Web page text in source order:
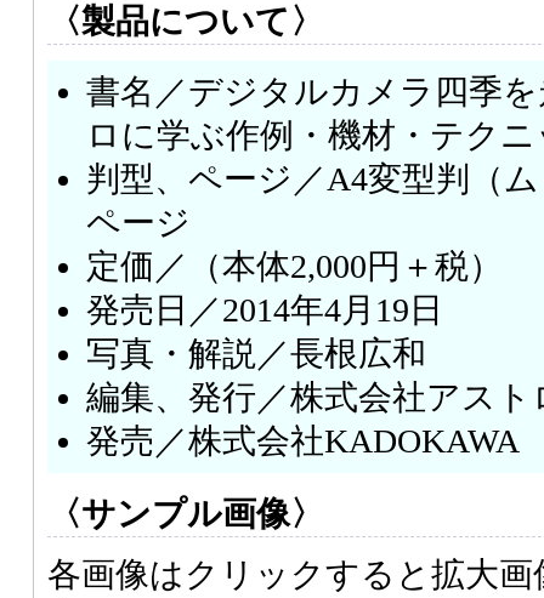
〈製品について〉
書名／デジタルカメラ四季
ロに学ぶ作例・機材・テク
判型、ページ／A4変型判（
ページ
定価／（本体2,000円＋税）
発売日／2014年4月19日
写真・解説／長根広和
編集、発行／株式会社アスト
発売／株式会社KADOKAWA
〈サンプル画像〉
各画像はクリックすると拡大